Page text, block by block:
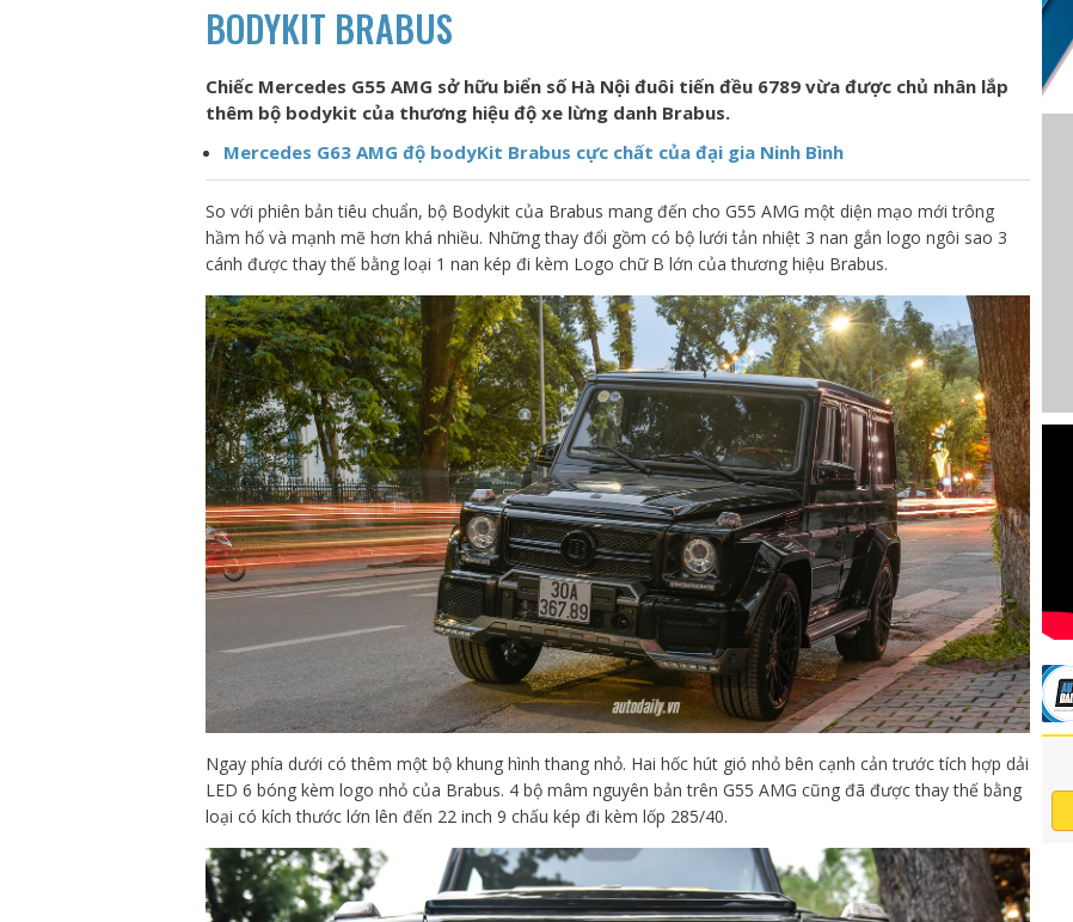
BODYKIT BRABUS
Chiếc Mercedes G55 AMG sở hữu biển số Hà Nội đuôi tiến đều 6789 vừa được chủ nhân lắp
thêm bộ bodykit của thương hiệu độ xe lừng danh Brabus.
Mercedes G63 AMG độ bodyKit Brabus cực chất của đại gia Ninh Bình
So với phiên bản tiêu chuẩn, bộ Bodykit của Brabus mang đến cho G55 AMG một diện mạo mới trông
hầm hố và mạnh mẽ hơn khá nhiều. Những thay đổi gồm có bộ lưới tản nhiệt 3 nan gắn logo ngôi sao 3
cánh được thay thế bằng loại 1 nan kép đi kèm Logo chữ B lớn của thương hiệu Brabus.
Ngay phía dưới có thêm một bộ khung hình thang nhỏ. Hai hốc hút gió nhỏ bên cạnh cản trước tích hợp dải
LED 6 bóng kèm logo nhỏ của Brabus. 4 bộ mâm nguyên bản trên G55 AMG cũng đã được thay thế bằng
loại có kích thước lớn lên đến 22 inch 9 chấu kép đi kèm lốp 285/40.